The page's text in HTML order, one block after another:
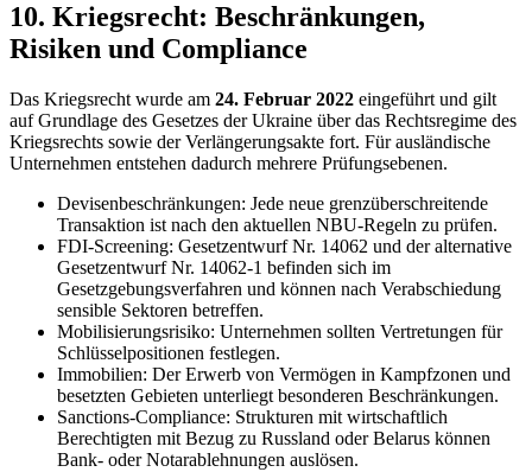
10. Kriegsrecht: Beschränkungen,
Risiken und Compliance
Das Kriegsrecht wurde am 24. Februar 2022 eingeführt und gilt
auf Grundlage des Gesetzes der Ukraine über das Rechtsregime des
Kriegsrechts sowie der Verlängerungsakte fort. Für ausländische
Unternehmen entstehen dadurch mehrere Prüfungsebenen.
Devisenbeschränkungen: Jede neue grenzüberschreitende
Transaktion ist nach den aktuellen NBU-Regeln zu prüfen.
FDI-Screening: Gesetzentwurf Nr. 14062 und der alternative
Gesetzentwurf Nr. 14062-1 befinden sich im
Gesetzgebungsverfahren und können nach Verabschiedung
sensible Sektoren betreffen.
Mobilisierungsrisiko: Unternehmen sollten Vertretungen für
Schlüsselpositionen festlegen.
Immobilien: Der Erwerb von Vermögen in Kampfzonen und
besetzten Gebieten unterliegt besonderen Beschränkungen.
Sanctions-Compliance: Strukturen mit wirtschaftlich
Berechtigten mit Bezug zu Russland oder Belarus können
Bank- oder Notarablehnungen auslösen.